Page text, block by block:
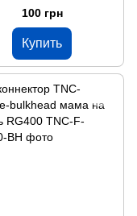
LMR240
100 грн
Купить